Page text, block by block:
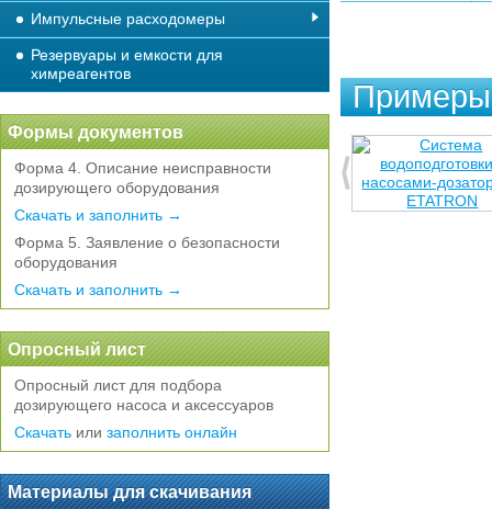
Примеры
Импульсные расходомеры
Резервуары и емкости для
химреагентов
Формы документов
Форма 4. Описание неисправности
дозирующего оборудования
Скачать и заполнить →
Форма 5. Заявление о безопасности
оборудования
Скачать и заполнить →
Опросный лист
Опросный лист для подбора
дозирующего насоса и аксессуаров
Скачать или заполнить онлайн
Материалы для скачивания